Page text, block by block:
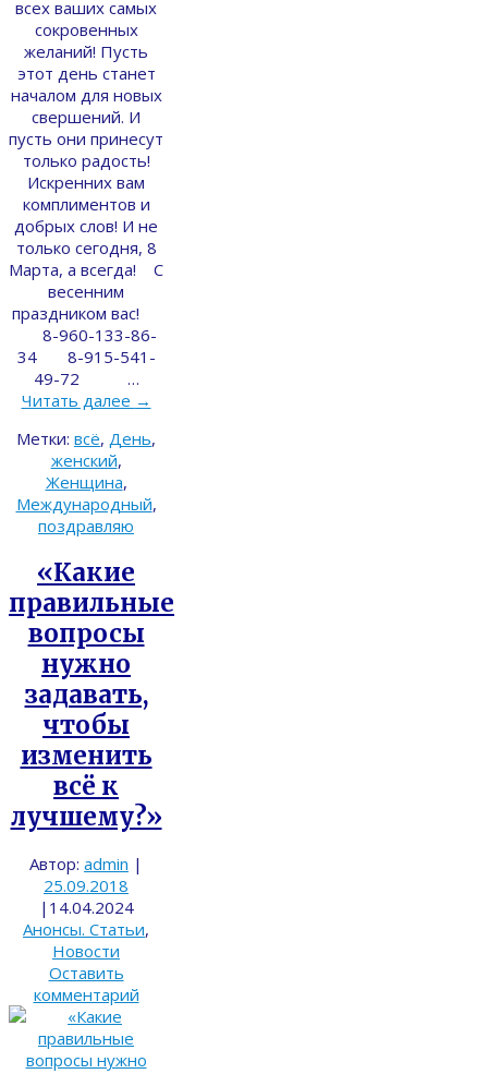
всех ваших самых
сокровенных
желаний! Пусть
этот день станет
началом для новых
свершений. И
пусть они принесут
только радость!
Искренних вам
комплиментов и
добрых слов! И не
только сегодня, 8
Марта, а всегда! С
весенним
праздником вас!
8-960-133-86-
34 8-915-541-
49-72 …
Читать далее →
Метки: всё, День,
женский,
Женщина,
Международный,
поздравляю
«Какие
правильные
вопросы
нужно
задавать,
чтобы
изменить
всё к
лучшему?»
Автор: admin |
25.09.2018
| 14.04.2024
Анонсы. Статьи,
Новости
Оставить
комментарий